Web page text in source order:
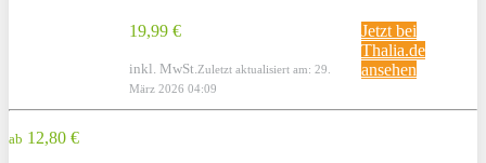
19,99 €
inkl. MwSt.Zuletzt aktualisiert am: 29.
März 2026 04:09
Jetzt bei
Thalia.de
ansehen
ab 12,80 €